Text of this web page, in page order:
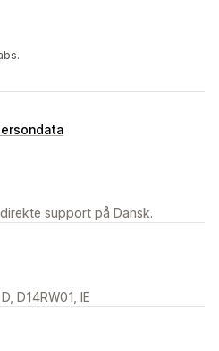
support på Dansk.
D14RW01, IE